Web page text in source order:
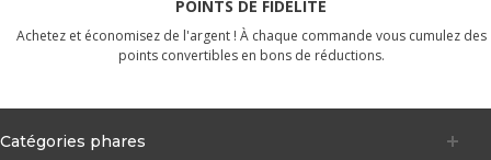
POINTS DE FIDÉLITÉ
Achetez et économisez de l'argent ! À chaque commande vous cumulez des
points convertibles en bons de réductions.
Catégories phares